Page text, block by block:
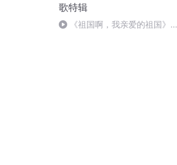
歌特辑
《祖国啊，我亲爱的祖国》温